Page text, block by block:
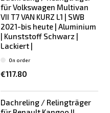
für Volkswagen Multivan
VII T7 VAN KURZ L1 | SWB
2021-bis heute | Aluminium
| Kunststoff Schwarz |
Lackiert |
€117.80
On order
Dachreling / Relingträger